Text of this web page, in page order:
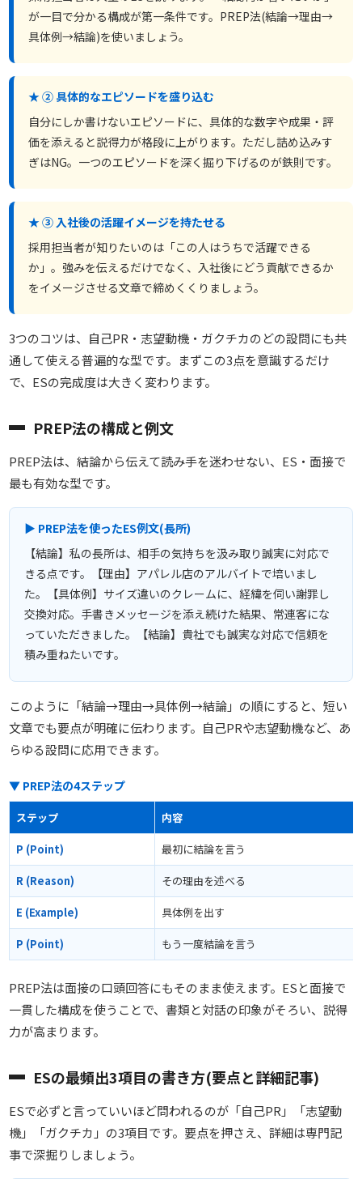
が一目で分かる構成が第一条件です。PREP法(結論→理由→
具体例→結論)を使いましょう。
★ ② 具体的なエピソードを盛り込む
自分にしか書けないエピソードに、具体的な数字や成果・評
価を添えると説得力が格段に上がります。ただし詰め込みす
ぎはNG。一つのエピソードを深く掘り下げるのが鉄則です。
★ ③ 入社後の活躍イメージを持たせる
採用担当者が知りたいのは「この人はうちで活躍できる
か」。強みを伝えるだけでなく、入社後にどう貢献できるか
をイメージさせる文章で締めくくりましょう。
3つのコツは、自己PR・志望動機・ガクチカのどの設問にも共
通して使える普遍的な型です。まずこの3点を意識するだけ
で、ESの完成度は大きく変わります。
PREP法の構成と例文
PREP法は、結論から伝えて読み手を迷わせない、ES・面接で
最も有効な型です。
▶ PREP法を使ったES例文(長所)
【結論】私の長所は、相手の気持ちを汲み取り誠実に対応で
きる点です。【理由】アパレル店のアルバイトで培いまし
た。【具体例】サイズ違いのクレームに、経緯を伺い謝罪し
交換対応。手書きメッセージを添え続けた結果、常連客にな
っていただきました。【結論】貴社でも誠実な対応で信頼を
積み重ねたいです。
このように「結論→理由→具体例→結論」の順にすると、短い
文章でも要点が明確に伝わります。自己PRや志望動機など、あ
らゆる設問に応用できます。
▼ PREP法の4ステップ
ステップ 内容
P (Point) 最初に結論を言う
R (Reason) その理由を述べる
E (Example) 具体例を出す
P (Point) もう一度結論を言う
PREP法は面接の口頭回答にもそのまま使えます。ESと面接で
一貫した構成を使うことで、書類と対話の印象がそろい、説得
力が高まります。
ESの最頻出3項目の書き方(要点と詳細記事)
ESで必ずと言っていいほど問われるのが「自己PR」「志望動
機」「ガクチカ」の3項目です。要点を押さえ、詳細は専門記
事で深掘りしましょう。